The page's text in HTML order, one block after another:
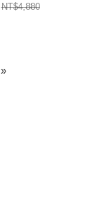
NT$4,880
»